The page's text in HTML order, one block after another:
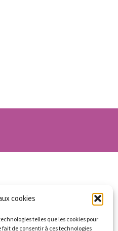
cookies
telles que les cookies pour
de consentir à ces technologies